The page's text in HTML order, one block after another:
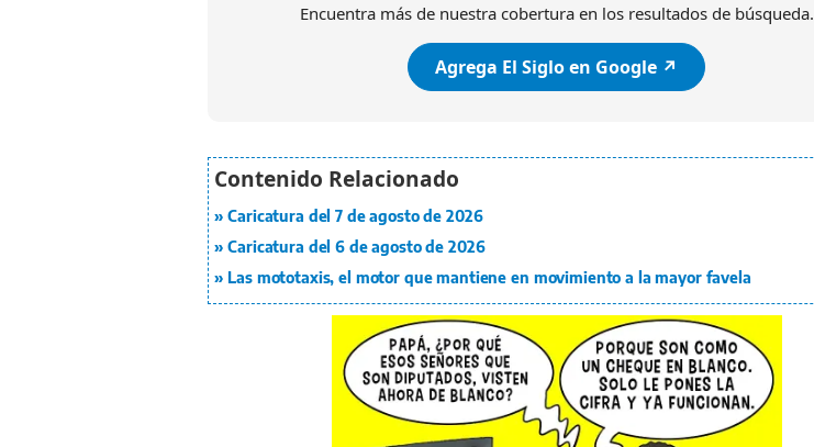
Encuentra más de nuestra cobertura en los resultados de búsqueda.
Agrega El Siglo en Google ↗️
Caricatura del 7 de agosto de 2026
Caricatura del 6 de agosto de 2026
Las mototaxis, el motor que mantiene en movimiento a la mayor favela